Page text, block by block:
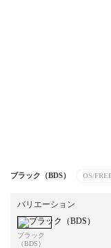
ブラック（BDS） OS/
バリエーション
ブラック
（BDS）